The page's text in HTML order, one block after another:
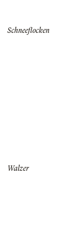
Schneeflocken
Walzer